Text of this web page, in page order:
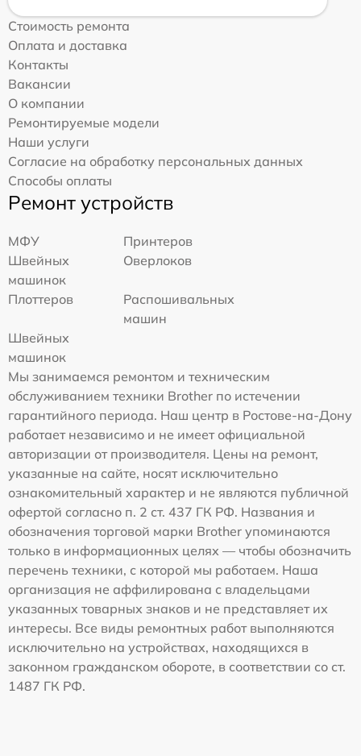
Стоимость ремонта
Оплата и доставка
Контакты
Вакансии
О компании
Ремонтируемые модели
Наши услуги
Согласие на обработку персональных данных
Способы оплаты
Ремонт устройств
МФУ
Принтеров
Швейных
машинок
Оверлоков
Плоттеров
Распошивальных
машин
Швейных
машинок
Мы занимаемся ремонтом и техническим
обслуживанием техники Brother по истечении
гарантийного периода. Наш центр в Ростове-на-Дону
работает независимо и не имеет официальной
авторизации от производителя. Цены на ремонт,
указанные на сайте, носят исключительно
ознакомительный характер и не являются публичной
офертой согласно п. 2 ст. 437 ГК РФ. Названия и
обозначения торговой марки Brother упоминаются
только в информационных целях — чтобы обозначить
перечень техники, с которой мы работаем. Наша
организация не аффилирована с владельцами
указанных товарных знаков и не представляет их
интересы. Все виды ремонтных работ выполняются
исключительно на устройствах, находящихся в
законном гражданском обороте, в соответствии со ст.
1487 ГК РФ.